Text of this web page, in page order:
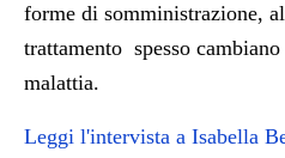
forme di somministrazione,
trattamento spesso
malattia.
Leggi l'intervista a Isabella